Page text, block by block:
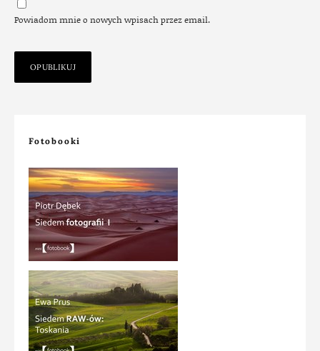
Powiadom mnie o nowych wpisach przez email.
Fotobooki